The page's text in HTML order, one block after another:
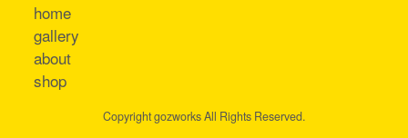
home
gallery
about
shop
Copyright gozworks All Rights Reserved.